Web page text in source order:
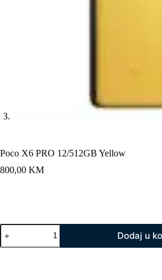
Poco X6 PRO 12/512GB Yellow
800,00 KM
Poco
X6
PRO
Dodaj u